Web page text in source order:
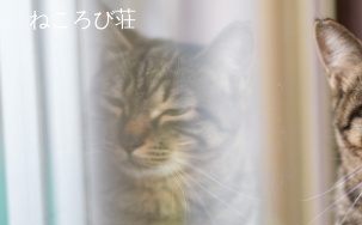
ねころび荘